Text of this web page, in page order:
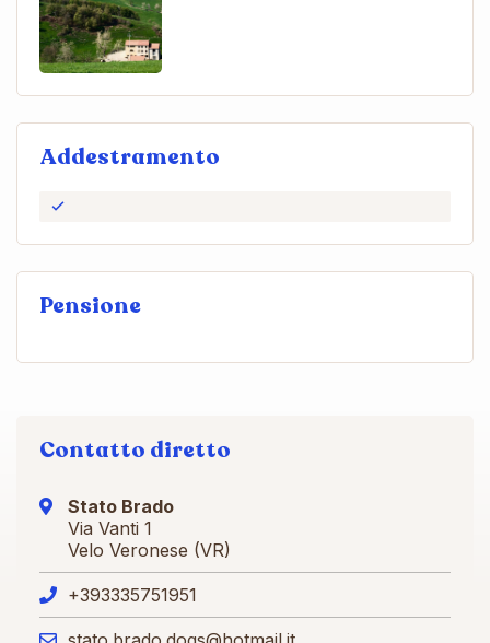
Addestramento
Pensione
Contatto diretto
Stato Brado
Via Vanti 1
Velo Veronese (VR)
+393335751951